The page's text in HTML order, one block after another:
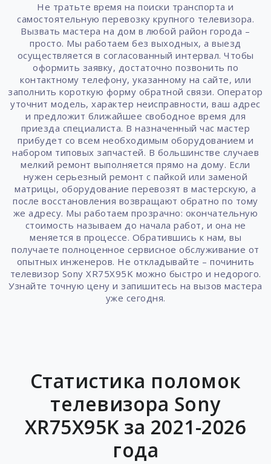
Не тратьте время на поиски транспорта и
самостоятельную перевозку крупного телевизора.
Вызвать мастера на дом в любой район города –
просто. Мы работаем без выходных, а выезд
осуществляется в согласованный интервал. Чтобы
оформить заявку, достаточно позвонить по
контактному телефону, указанному на сайте, или
заполнить короткую форму обратной связи. Оператор
уточнит модель, характер неисправности, ваш адрес
и предложит ближайшее свободное время для
приезда специалиста. В назначенный час мастер
прибудет со всем необходимым оборудованием и
набором типовых запчастей. В большинстве случаев
мелкий ремонт выполняется прямо на дому. Если
нужен серьезный ремонт с пайкой или заменой
матрицы, оборудование перевозят в мастерскую, а
после восстановления возвращают обратно по тому
же адресу. Мы работаем прозрачно: окончательную
стоимость называем до начала работ, и она не
меняется в процессе. Обратившись к нам, вы
получаете полноценное сервисное обслуживание от
опытных инженеров. Не откладывайте – починить
телевизор Sony XR75X95K можно быстро и недорого.
Узнайте точную цену и запишитесь на вызов мастера
уже сегодня.
Статистика поломок
телевизора Sony
XR75X95K за 2021-2026
года